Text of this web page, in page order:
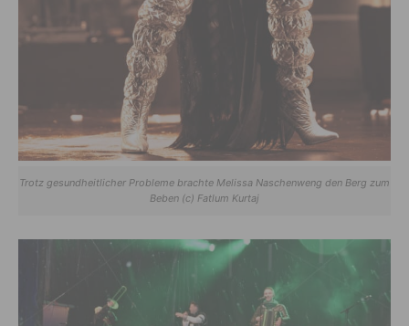
Trotz gesundheitlicher Probleme brachte Melissa Naschenweng den Berg zum
Beben (c) Fatlum Kurtaj